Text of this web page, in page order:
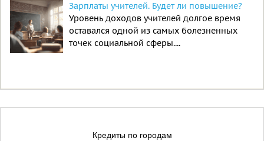
Зарплаты учителей. Будет ли повышение?
Уровень доходов учителей долгое время
оставался одной из самых болезненных
точек социальной сферы....
Кредиты по городам